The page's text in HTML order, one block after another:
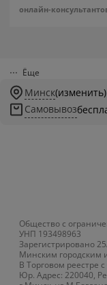
онлайн-
Ёще
Минск(изменить)
Самовывоз
Общество с
УНП 193498963
Зарегистрировано
Минским городским
В Торговом реестре
Юр. Адрес: 220040,